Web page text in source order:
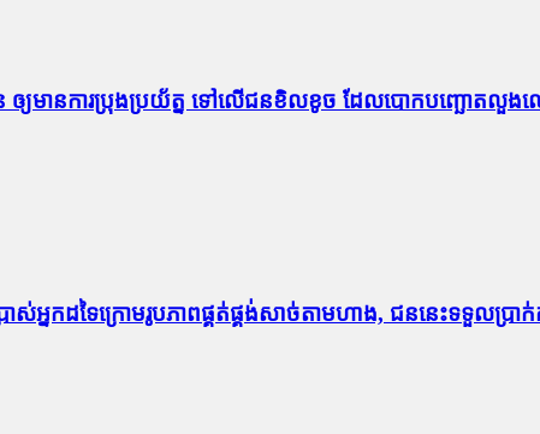
ឲ្យមានការប្រុងប្រយ័ត្ន ទៅលើជនខិលខូច ដែលបោកបញ្ឆោតលួ
រាស់អ្នកដទៃក្រោមរូបភាពផ្គត់ផ្គង់សាច់តាមហាង, ជននេះទទួល